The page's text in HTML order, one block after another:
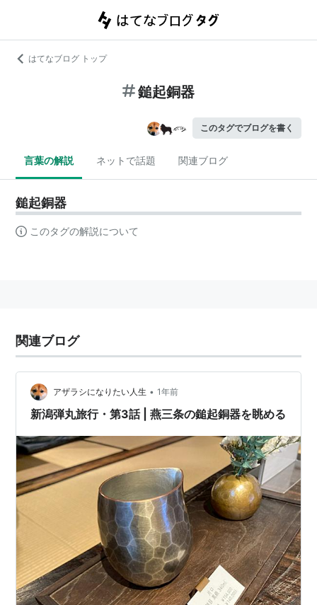
はてなブログ トップ
鎚起銅器
このタグでブログを書く
言葉の解説 ネットで話題 関連ブログ
鎚起銅器
このタグの解説について
関連ブログ
アザラシになりたい人生 • 1年前
新潟弾丸旅行・第3話 | 燕三条の鎚起銅器を眺める